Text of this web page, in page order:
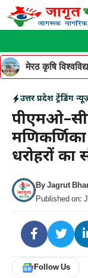
Skip
to
मेरठ कृषि
उत्तर प्रदेश ट्रेंडिंग
धरोहरों का
ByJagrut
Published on:
Follow Us